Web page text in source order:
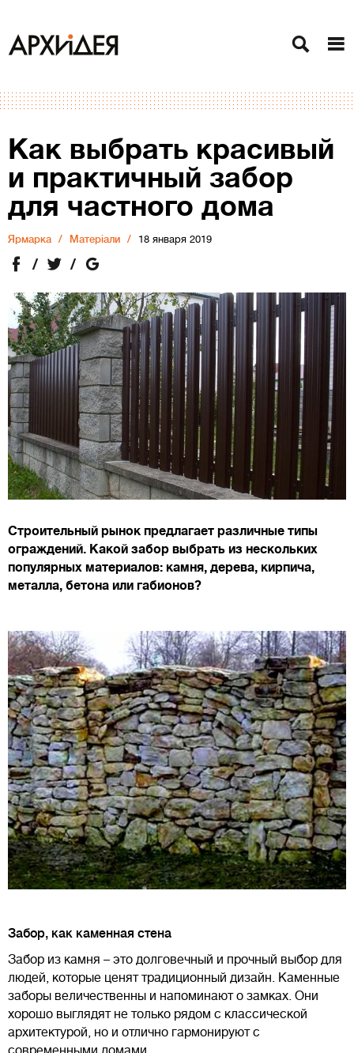
Как выбрать красивый
и практичный забор
для частного дома
Ярмарка Матеріали 18 января 2019
Строительный рынок предлагает различные типы
ограждений. Какой забор выбрать из нескольких
популярных материалов: камня, дерева, кирпича,
металла, бетона или габионов?
Забор, как каменная стена
Забор из камня – это долговечный и прочный выбор для
людей, которые ценят традиционный дизайн. Каменные
заборы величественны и напоминают о замках. Они
хорошо выглядят не только рядом с классической
архитектурой, но и отлично гармонируют с